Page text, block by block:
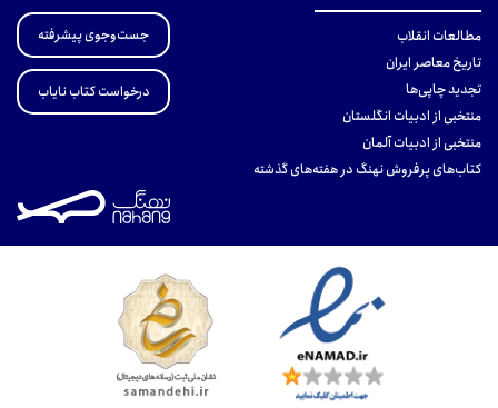
مطالعات انقلاب
تاریخ معاصر ایران
تجدید چاپی‌ها
منتخبی از ادبیات انگلستان
منتخبی از ادبیات آلمان
کتاب‌های پرفروش نهنگ در هفته‌های گذشته
جست‌وجوی پیشرفته
درخواست کتاب نایاب